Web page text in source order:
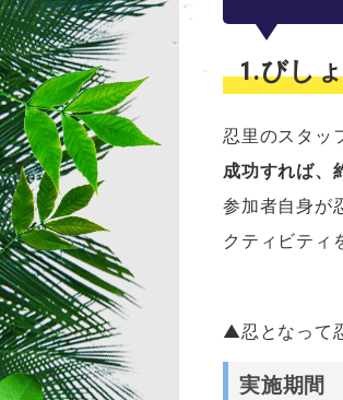
1.びし
忍里のスタッ
成功すれば、
参加者自身が
クティビティ
▲忍となって
実施期間